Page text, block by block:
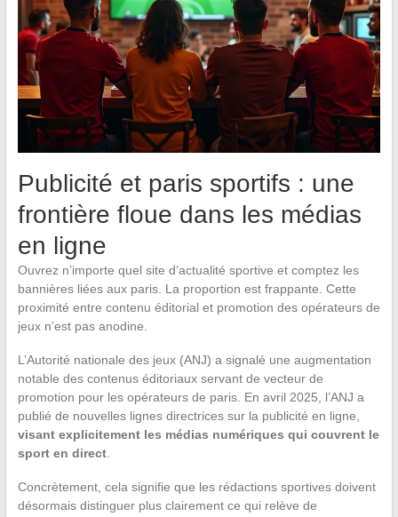
Publicité et paris sportifs : une
frontière floue dans les médias
en ligne
Ouvrez n’importe quel site d’actualité sportive et comptez les
bannières liées aux paris. La proportion est frappante. Cette
proximité entre contenu éditorial et promotion des opérateurs de
jeux n’est pas anodine.
L’Autorité nationale des jeux (ANJ) a signalé une augmentation
notable des contenus éditoriaux servant de vecteur de
promotion pour les opérateurs de paris. En avril 2025, l’ANJ a
publié de nouvelles lignes directrices sur la publicité en ligne,
visant explicitement les médias numériques qui couvrent le
sport en direct.
Concrètement, cela signifie que les rédactions sportives doivent
désormais distinguer plus clairement ce qui relève de